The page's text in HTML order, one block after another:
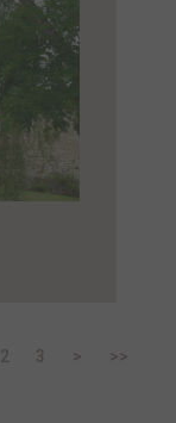
2 3 > >>